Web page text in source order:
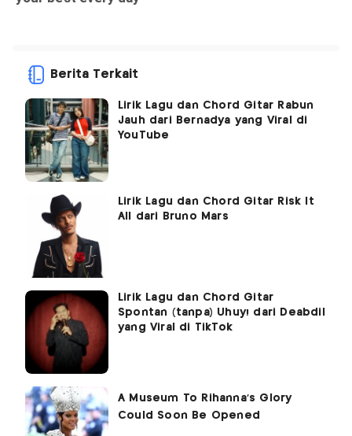
Berita Terkait
Lirik Lagu dan Chord Gitar Rabun
Jauh dari Bernadya yang Viral di
YouTube
Lirik Lagu dan Chord Gitar Risk It
All dari Bruno Mars
Lirik Lagu dan Chord Gitar
Spontan (tanpa) Uhuy! dari Deabdil
yang Viral di TikTok